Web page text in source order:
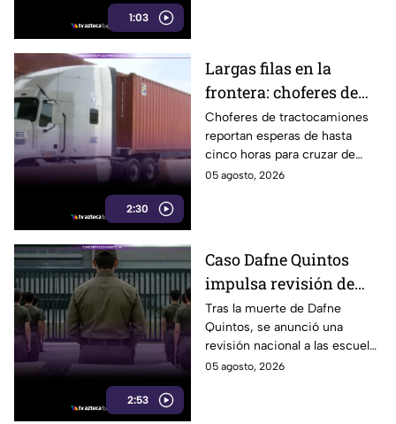
1:03
2:30
Largas filas en la
frontera: choferes de
carga esperan hasta
cinco horas para
cruzar a EE. UU.
Choferes de tractocamiones
reportan esperas de hasta
cinco horas para cruzar de
Tijuana a Estados Unidos y
05 agosto, 2026
2:53
Caso Dafne Quintos
impulsa revisión de
escuelas militarizadas;
padres en Tijuana
exigen supervisión
Tras la muerte de Dafne
Quintos, se anunció una
revisión nacional a las escuelas
militarizadas; en Tijuana
05 agosto, 2026